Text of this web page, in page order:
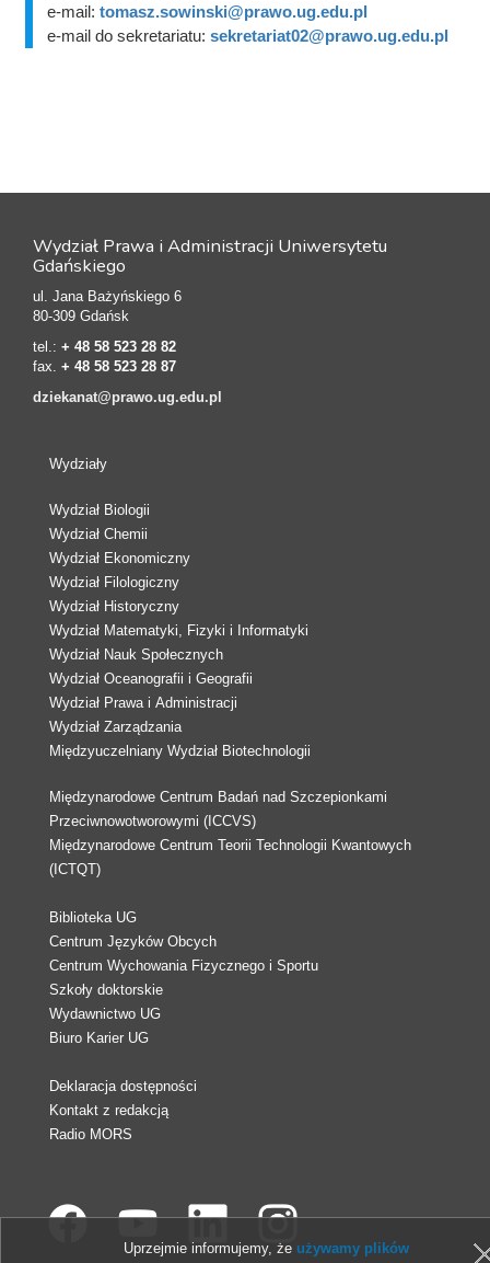
e-mail: tomasz.sowinski@prawo.ug.edu.pl
e-mail do sekretariatu: sekretariat02@prawo.ug.edu.pl
Wydział Prawa i Administracji Uniwersytetu
Gdańskiego
ul. Jana Bażyńskiego 6
80-309 Gdańsk
tel.: + 48 58 523 28 82
fax. + 48 58 523 28 87
dziekanat@prawo.ug.edu.pl
Wydziały
Wydział Biologii
Wydział Chemii
Wydział Ekonomiczny
Wydział Filologiczny
Wydział Historyczny
Wydział Matematyki, Fizyki i Informatyki
Wydział Nauk Społecznych
Wydział Oceanografii i Geografii
Wydział Prawa i Administracji
Wydział Zarządzania
Międzyuczelniany Wydział Biotechnologii
Międzynarodowe Centrum Badań nad Szczepionkami
Przeciwnowotworowymi (ICCVS)
Międzynarodowe Centrum Teorii Technologii Kwantowych
(ICTQT)
Biblioteka UG
Centrum Języków Obcych
Centrum Wychowania Fizycznego i Sportu
Szkoły doktorskie
Wydawnictwo UG
Biuro Karier UG
Deklaracja dostępności
Kontakt z redakcją
Radio MORS
Uprzejmie informujemy, że używamy plików